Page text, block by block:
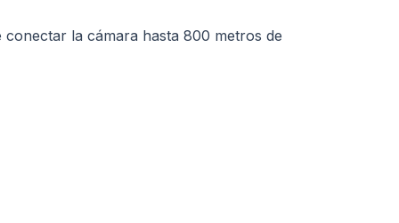
la cámara hasta 800 metros de